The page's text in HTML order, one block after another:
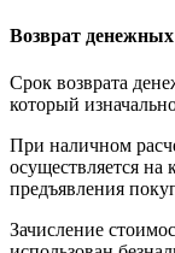
Возврат денежных
Срок возврата
который
При наличном
осуществляется на
предъявления
Зачисление